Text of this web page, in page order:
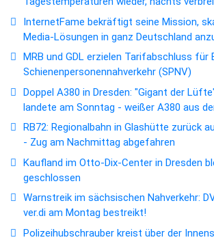
InternetFame bekräftigt seine Mission,
Media-Lösungen in ganz Deutschland
MRB und GDL erzielen Tarifabschluss
Schienenpersonennahverkehr (SPNV)
Doppel A380 in Dresden: "Gigant der
landete am Sonntag - weißer A380 aus
RB72: Regionalbahn in Glashütte zurück
- Zug am Nachmittag abgefahren
Kaufland im Otto-Dix-Center in Dresden
geschlossen
Warnstreik im sächsischen Nahverkehr:
ver.di am Montag bestreikt!
Polizeihubschrauber kreist über der